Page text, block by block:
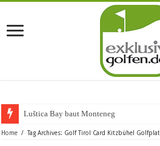
Luštica Bay baut Montenegros ers
Home / Tag Archives: Golf Tirol Card Kitzbühel